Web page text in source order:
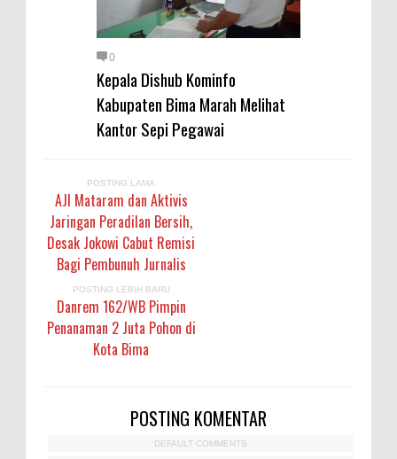
0
Kepala Dishub Kominfo
Kabupaten Bima Marah Melihat
Kantor Sepi Pegawai
POSTING LAMA
AJI Mataram dan Aktivis
Jaringan Peradilan Bersih,
Desak Jokowi Cabut Remisi
Bagi Pembunuh Jurnalis
POSTING LEBIH BARU
Danrem 162/WB Pimpin
Penanaman 2 Juta Pohon di
Kota Bima
POSTING KOMENTAR
DEFAULT COMMENTS